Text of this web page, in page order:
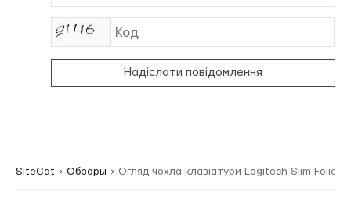
Надіслати повідомлення
SiteCat Обзоры Огляд чохла клавіатури Logitech Slim Folio